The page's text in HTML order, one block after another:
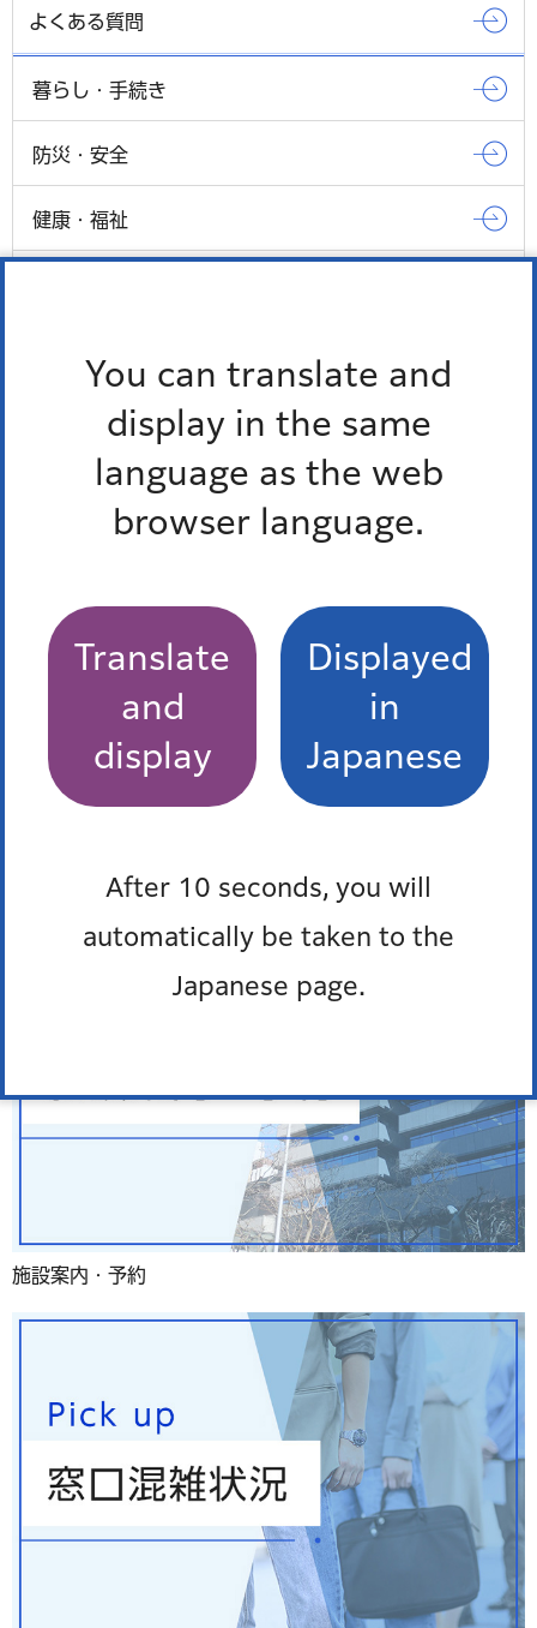
You can translate and
display in the same
language as the web
browser language.
Translate
and
display
Displayed
in
Japanese
After 10 seconds, you will
automatically be taken to the
Japanese page.
よくある質問
暮らし・手続き
防災・安全
健康・福祉
もっとみる
施設案内・予約